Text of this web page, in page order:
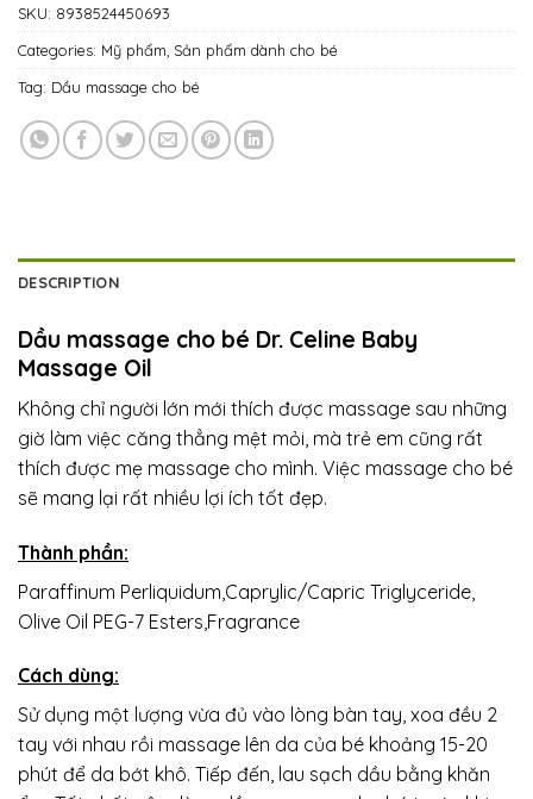
SKU: 8938524450693
Categories: Mỹ phẩm, Sản phẩm dành cho bé
Tag: Dầu massage cho bé
DESCRIPTION
Dầu massage cho bé Dr. Celine Baby
Massage Oil
Không chỉ người lớn mới thích được massage sau những
giờ làm việc căng thẳng mệt mỏi, mà trẻ em cũng rất
thích được mẹ massage cho mình. Việc massage cho bé
sẽ mang lại rất nhiều lợi ích tốt đẹp.
Thành phần:
Paraffinum Perliquidum,Caprylic/Capric Triglyceride,
Olive Oil PEG-7 Esters,Fragrance
Cách dùng:
Sử dụng một lượng vừa đủ vào lòng bàn tay, xoa đều 2
tay với nhau rồi massage lên da của bé khoảng 15-20
phút để da bớt khô. Tiếp đến, lau sạch dầu bằng khăn